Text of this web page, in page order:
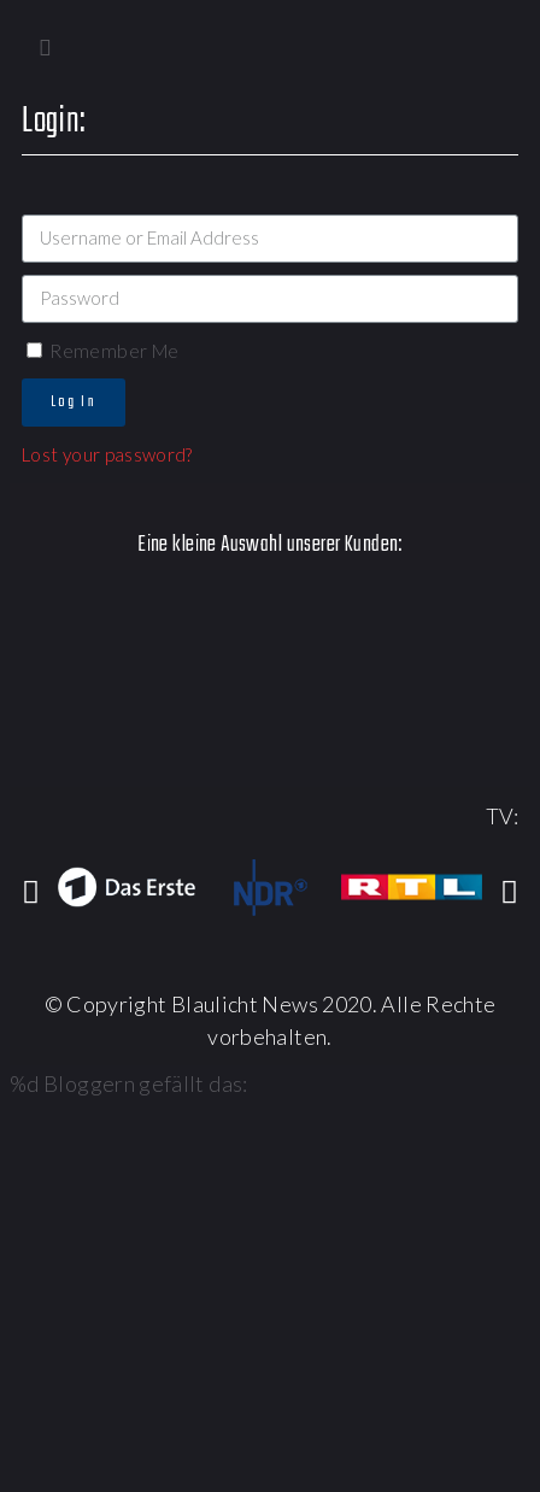
Login:
Remember Me
Log In
Lost your password?
Eine kleine Auswahl unserer Kunden:
TV:
© Copyright Blaulicht News 2020. Alle Rechte
vorbehalten.
%d Bloggern gefällt das: